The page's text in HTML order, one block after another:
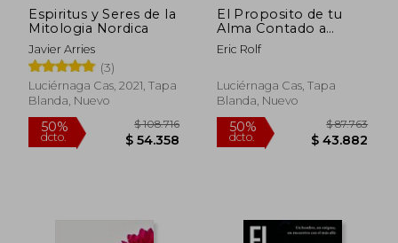
Espiritus y Seres de la
Mitologia Nordica
Javier Arries
(3)
Luciérnaga Cas, 2021, Tapa
Blanda, Nuevo
El Proposito de tu
Alma Contado a
Traves de los
Numeros
Eric Rolf
Luciérnaga Cas, Tapa
Blanda, Nuevo